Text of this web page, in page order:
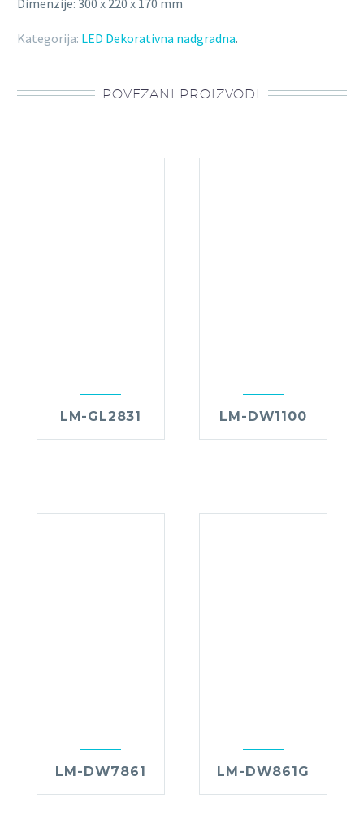
Dimenzije: 300 x 220 x 170 mm
Kategorija: LED Dekorativna nadgradna.
POVEZANI PROIZVODI
LM-GL2831 LM-DW1100
LM-DW7861 LM-DW861G